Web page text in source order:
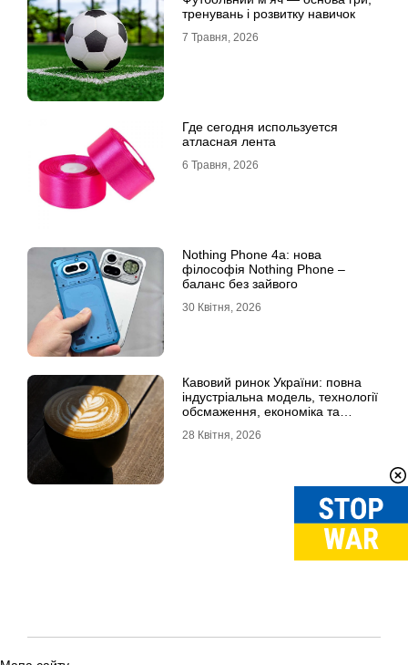
тренувань і розвитку навичок
7 Травня, 2026
Где сегодня используется
атласная лента
6 Травня, 2026
Nothing Phone 4a: нова
філософія Nothing Phone –
баланс без зайвого
30 Квітня, 2026
Кавовий ринок України: повна
індустріальна модель, технології
обсмаження, економіка та
28 Квітня, 2026